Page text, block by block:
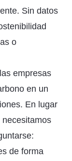
Sin datos
o
empresas
en un
En lugar
necesitamos
de forma